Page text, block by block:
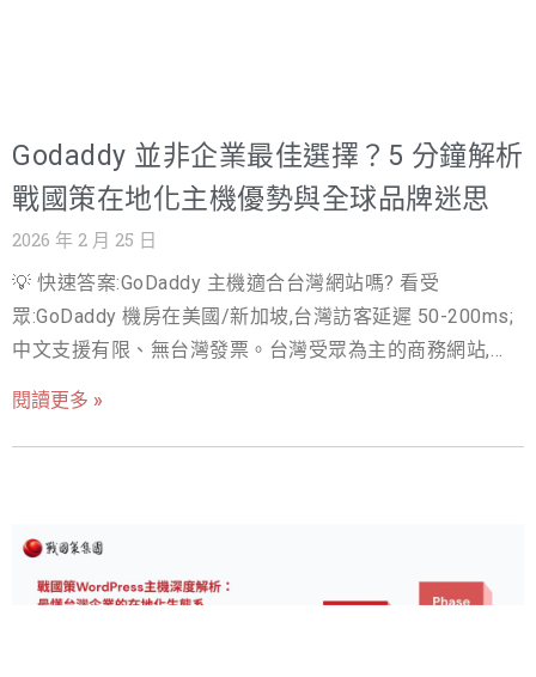
Godaddy 並非企業最佳選擇？5 分鐘解析
戰國策在地化主機優勢與全球品牌迷思
2026 年 2 月 25 日
💡 快速答案:GoDaddy 主機適合台灣網站嗎? 看受
眾:GoDaddy 機房在美國/新加坡,台灣訪客延遲 50-200ms;
中文支援有限、無台灣發票。台灣受眾為主的商務網站,在
閱讀更多 »